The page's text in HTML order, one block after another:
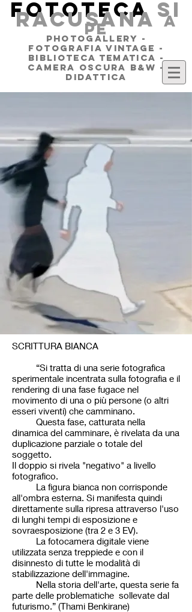
FOTOTECA SI
RACUSANAa
pe
PHOTOGALLERY -
FOTOGRAFIA VINTAGE -
BIBLIOTECA TEMATICA -
CAMERA OSCURA B&W -
DIDATTICA
SCRITTURA BIANCA
“Si tratta di una serie fotografica
sperimentale incentrata sulla fotografia e il
rendering di una fase fugace nel
movimento di una o più persone (o altri
esseri viventi) che camminano.
Questa fase, catturata nella
dinamica del camminare, è rivelata da una
duplicazione parziale o totale del
soggetto.
Il doppio si rivela "negativo" a livello
fotografico.
La figura bianca non corrisponde
all'ombra esterna. Si manifesta quindi
direttamente sulla ripresa attraverso l'uso
di lunghi tempi di esposizione e
sovraesposizione (tra 2 e 3 EV).
La fotocamera digitale viene
utilizzata senza treppiede e con il
disinnesto di tutte le modalità di
stabilizzazione dell'immagine.
Nella storia dell'arte, questa serie fa
parte delle problematiche sollevate dal
futurismo.” (Thami Benkirane)